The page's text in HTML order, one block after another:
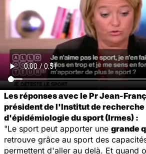
Les réponses avec le Pr Jean-
président de l'Institut de
d'épidémiologie du sport (Irmes) :
"Le sport peut apporter une grande
retrouve grâce au sport des
permettent d'aller au delà. Et quand